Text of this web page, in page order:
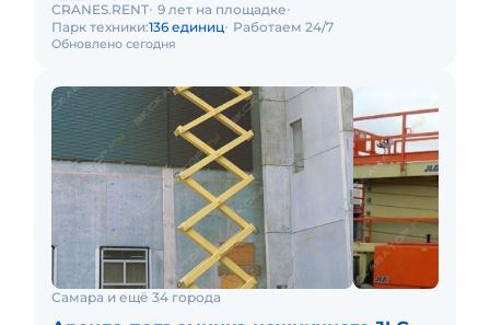
Обновлено сегодня
CRANES.RENT 9 лет на площадке
Парк техники:136 единиц Работаем 24/7
Самара и ещё 34 города